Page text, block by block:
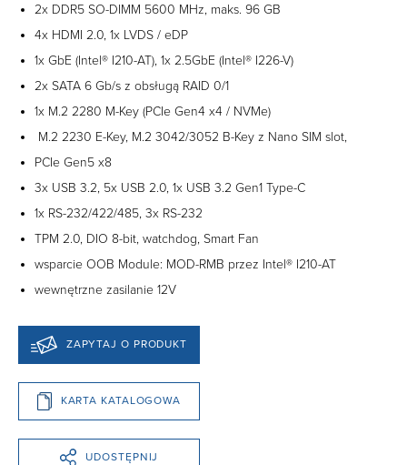
2x DDR5 SO-DIMM 5600 MHz, maks. 96 GB
4x HDMI 2.0, 1x LVDS / eDP
1x GbE (Intel® I210-AT), 1x 2.5GbE (Intel® I226-V)
2x SATA 6 Gb/s z obsługą RAID 0/1
1x M.2 2280 M-Key (PCIe Gen4 x4 / NVMe)
M.2 2230 E-Key, M.2 3042/3052 B-Key z Nano SIM slot,
PCIe Gen5 x8
3x USB 3.2, 5x USB 2.0, 1x USB 3.2 Gen1 Type-C
1x RS-232/422/485, 3x RS-232
TPM 2.0, DIO 8-bit, watchdog, Smart Fan
wsparcie OOB Module: MOD-RMB przez Intel® I210-AT
wewnętrzne zasilanie 12V
ZAPYTAJ O PRODUKT
KARTA KATALOGOWA
UDOSTĘPNIJ